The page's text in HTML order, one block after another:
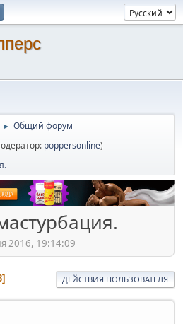
► Общий форум
poppersonline)
2016, 19:14:09
ДЕЙСТВИЯ ПОЛЬЗОВАТЕЛЯ